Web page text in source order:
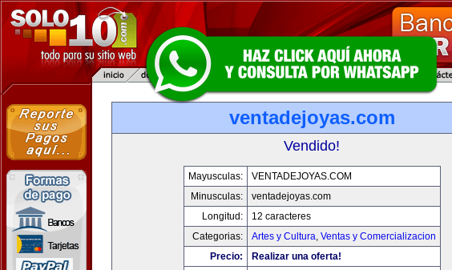
ventadejoyas.com
Vendido!
Mayusculas:
VENTADEJOYAS.COM
Minusculas:
ventadejoyas.com
Longitud:
12 caracteres
Categorias:
Artes y Cultura, Ventas y Comercializacion
Precio:
Realizar una oferta!